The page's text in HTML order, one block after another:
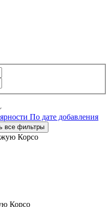
По дате добавления
все фильтры
Корсо